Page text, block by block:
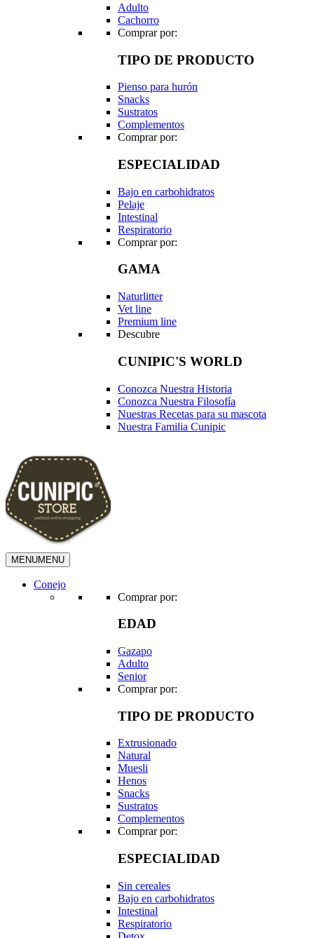
Adulto
Cachorro
Comprar por:
TIPO DE PRODUCTO
Pienso para hurón
Snacks
Sustratos
Complementos
Comprar por:
ESPECIALIDAD
Bajo en carbohidratos
Pelaje
Intestinal
Respiratorio
Comprar por:
GAMA
Naturlitter
Vet line
Premium line
Descubre
CUNIPIC'S WORLD
Conozca Nuestra Historia
Conozca Nuestra Filosofía
Nuestras Recetas para su mascota
Nuestra Familia Cunipic
MENUMENU
Conejo
Comprar por:
EDAD
Gazapo
Adulto
Senior
Comprar por:
TIPO DE PRODUCTO
Extrusionado
Natural
Muesli
Henos
Snacks
Sustratos
Complementos
Comprar por:
ESPECIALIDAD
Sin cereales
Bajo en carbohidratos
Intestinal
Respiratorio